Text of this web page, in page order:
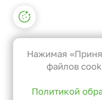
Настройки
Эти файлы
быть
можете
Нажимая
файлов
Политикой